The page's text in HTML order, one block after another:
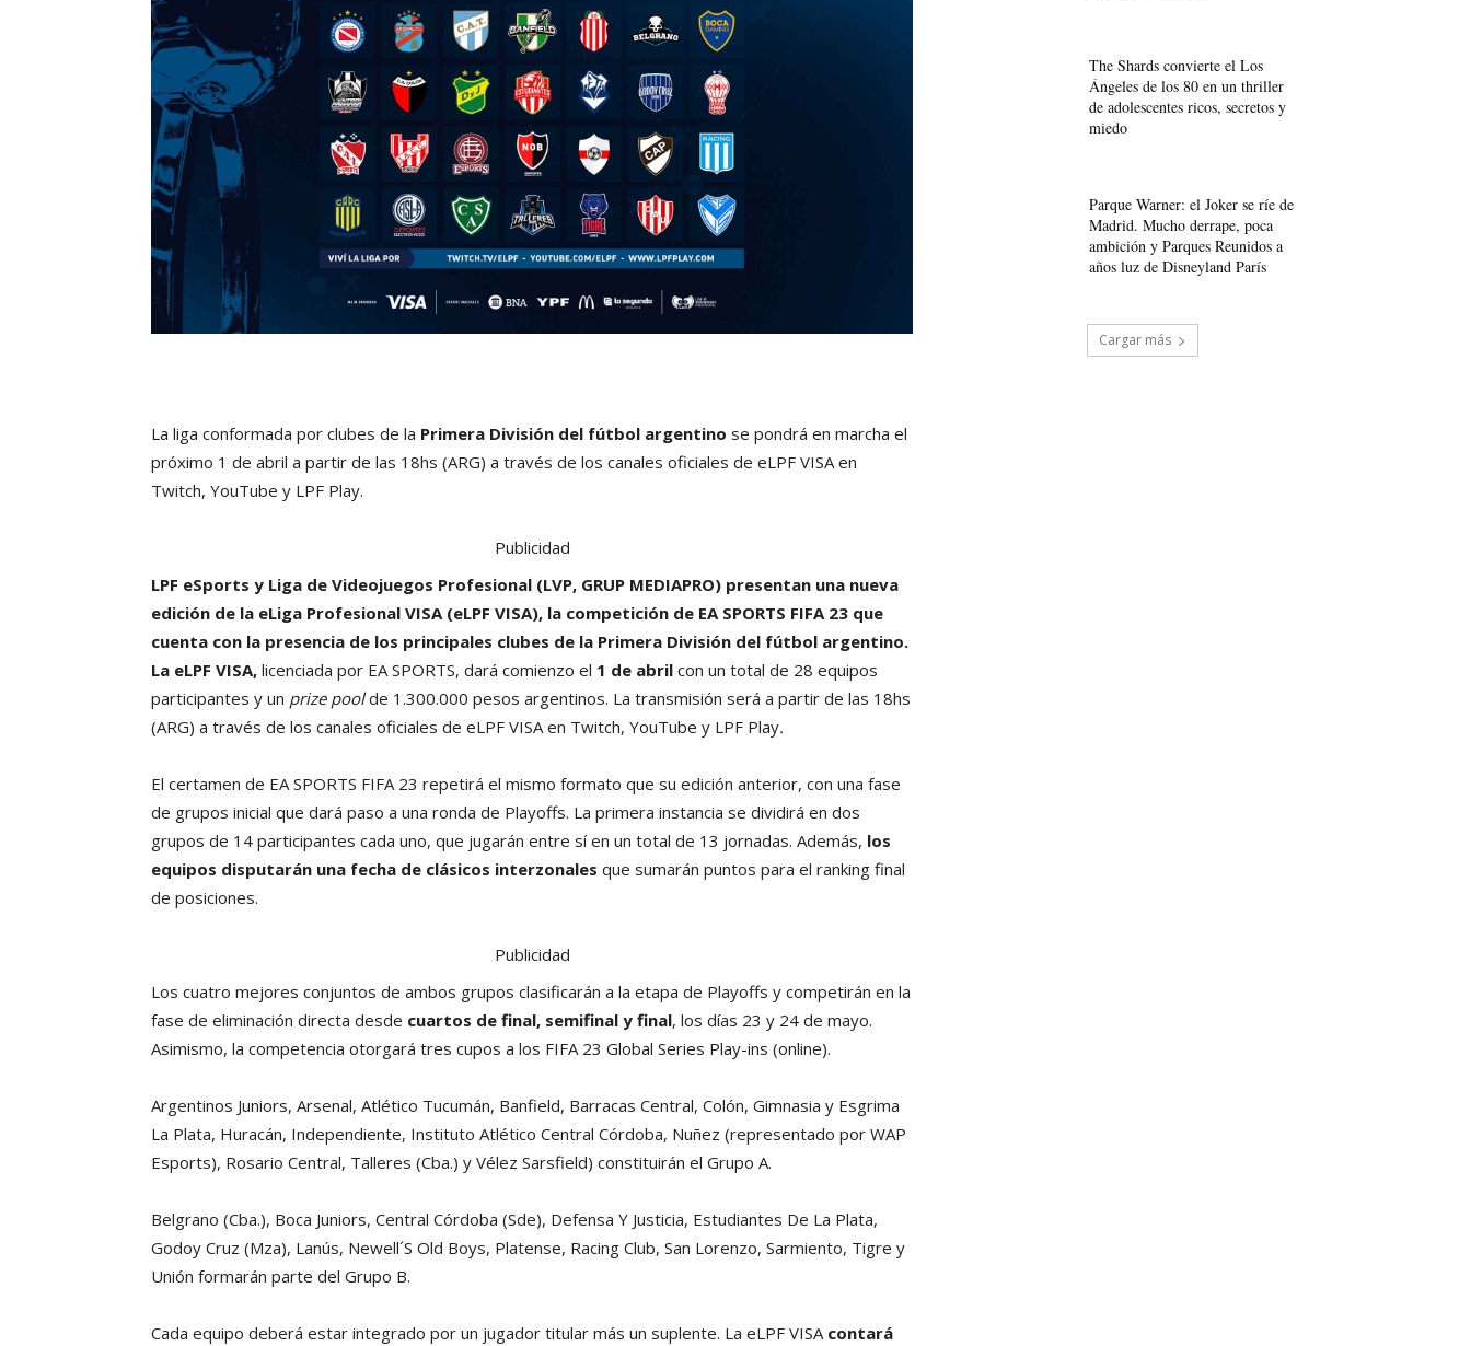
La liga conformada por clubes de la Primera División del fútbol argentino se pondrá en marcha el
próximo 1 de abril a partir de las 18hs (ARG) a través de los canales oficiales de eLPF VISA en
Twitch, YouTube y LPF Play.
Publicidad
LPF eSports y Liga de Videojuegos Profesional (LVP, GRUP MEDIAPRO) presentan una nueva
edición de la eLiga Profesional VISA (eLPF VISA), la competición de EA SPORTS FIFA 23 que
cuenta con la presencia de los principales clubes de la Primera División del fútbol argentino.
La eLPF VISA, licenciada por EA SPORTS, dará comienzo el 1 de abril con un total de 28 equipos
participantes y un prize poolde 1.300.000 pesos argentinos. La transmisión será a partir de las 18hs
(ARG) a través de los canales oficiales de eLPF VISA en Twitch, YouTube y LPF Play.
El certamen de EA SPORTS FIFA 23 repetirá el mismo formato que su edición anterior, con una fase
de grupos inicial que dará paso a una ronda de Playoffs. La primera instancia se dividirá en dos
grupos de 14 participantes cada uno, que jugarán entre sí en un total de 13 jornadas. Además, los
equipos disputarán una fecha de clásicos interzonales que sumarán puntos para el ranking final
de posiciones.
Publicidad
Los cuatro mejores conjuntos de ambos grupos clasificarán a la etapa de Playoffs y competirán en la
fase de eliminación directa desde cuartos de final, semifinal y final, los días 23 y 24 de mayo.
Asimismo, la competencia otorgará tres cupos a los FIFA 23 Global Series Play-ins (online).
Argentinos Juniors, Arsenal, Atlético Tucumán, Banfield, Barracas Central, Colón, Gimnasia y Esgrima
La Plata, Huracán, Independiente, Instituto Atlético Central Córdoba, Nuñez (representado por WAP
Esports), Rosario Central, Talleres (Cba.) y Vélez Sarsfield) constituirán el Grupo A.
Belgrano (Cba.), Boca Juniors, Central Córdoba (Sde), Defensa Y Justicia, Estudiantes De La Plata,
Godoy Cruz (Mza), Lanús, Newell´S Old Boys, Platense, Racing Club, San Lorenzo, Sarmiento, Tigre y
Unión formarán parte del Grupo B.
Cada equipo deberá estar integrado por un jugador titular más un suplente. La eLPF VISA contará
The Shards convierte el Los
Ángeles de los 80 en un thriller
de adolescentes ricos, secretos y
miedo
Parque Warner: el Joker se ríe de
Madrid. Mucho derrape, poca
ambición y Parques Reunidos a
años luz de Disneyland París
Cargar más